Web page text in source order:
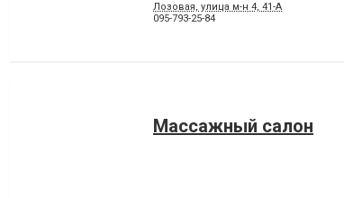
Лозовая, улица м-н 4, 41-А
095-793-25-84
Массажный салон